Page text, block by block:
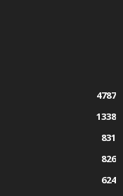
4787
1338
831
826
624